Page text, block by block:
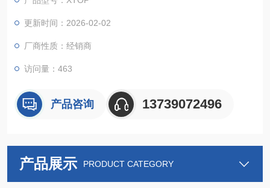
机交互的优选终端。其标准化设计便于快速集成，严苛的品质管
控适配复杂工业工况，既能满足各类自动化设备的参数监控、指
更新时间：2026-02-02
厂商性质：经销商
访问量：463
产品咨询 13739072496
产品展示 PRODUCT CATEGORY